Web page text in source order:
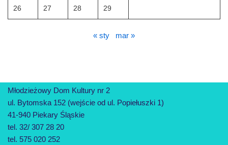
26 27 28 29
« sty mar »
Młodzieżowy Dom Kultury nr 2
ul. Bytomska 152 (wejście od ul. Popiełuszki 1)
41-940 Piekary Śląskie
tel. 32/ 307 28 20
tel. 575 020 252